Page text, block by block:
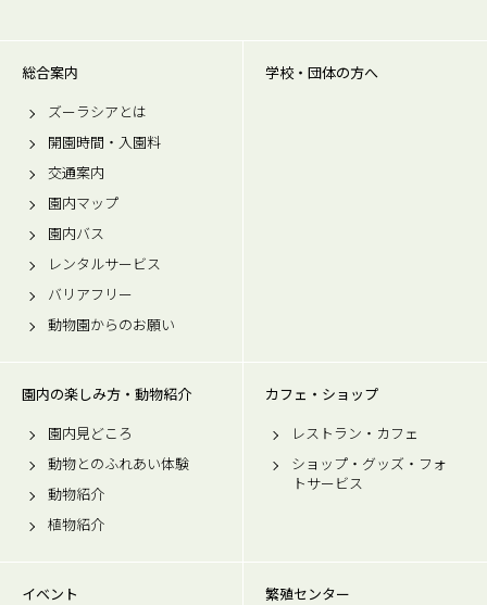
総合案内
ズーラシアとは
開園時間・入園料
交通案内
園内マップ
園内バス
レンタルサービス
バリアフリー
動物園からのお願い
学校・団体の方へ
園内の楽しみ方・動物紹介
園内見どころ
動物とのふれあい体験
動物紹介
植物紹介
カフェ・ショップ
レストラン・カフェ
ショップ・グッズ・フォ
トサービス
イベント
繁殖センター